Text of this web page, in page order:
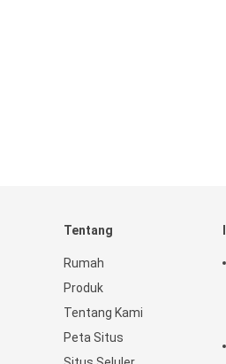
Tentang
Rumah
Produk
Tentang Kami
Peta Situs